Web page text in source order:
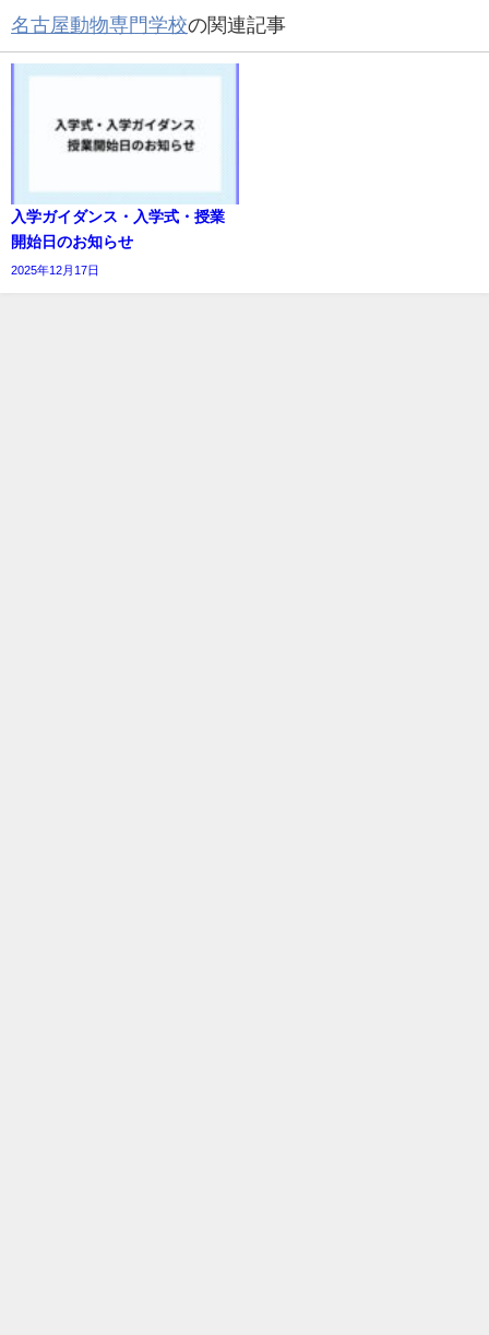
名古屋動物専門学校の関連記事
入学ガイダンス・入学式・授業
開始日のお知らせ
2025年12月17日